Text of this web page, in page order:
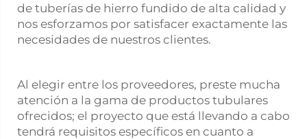
de tuberías de hierro fundido de alta calidad y
nos esforzamos por satisfacer exactamente las
necesidades de nuestros clientes.
Al elegir entre los proveedores, preste mucha
atención a la gama de productos tubulares
ofrecidos; el proyecto que está llevando a cabo
tendrá requisitos específicos en cuanto a